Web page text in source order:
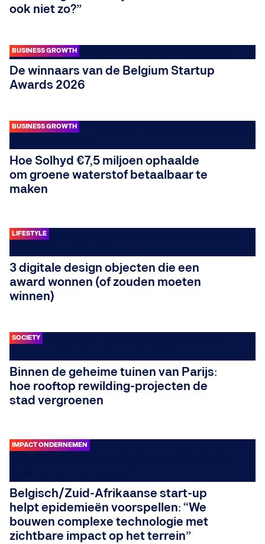
ook niet zo?”
BUSINESS GROWTH
De winnaars van de Belgium Startup
Awards 2026
BUSINESS GROWTH
Hoe Solhyd €7,5 miljoen ophaalde
om groene waterstof betaalbaar te
maken
LIFESTYLE
3 digitale design objecten die een
award wonnen (of zouden moeten
winnen)
SOCIETY
Binnen de geheime tuinen van Parijs:
hoe rooftop rewilding-projecten de
stad vergroenen
IMPACT ONDERNEMEN
Belgisch/Zuid-Afrikaanse start-up
helpt epidemieën voorspellen: “We
bouwen complexe technologie met
zichtbare impact op het terrein”